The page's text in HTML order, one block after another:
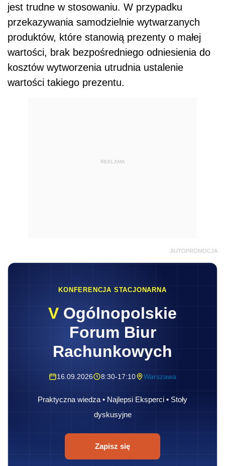
jest trudne w stosowaniu. W przypadku
przekazywania samodzielnie wytwarzanych
produktów, które stanowią prezenty o małej
wartości, brak bezpośredniego odniesienia do
kosztów wytworzenia utrudnia ustalenie
wartości takiego prezentu.
REKLAMA
AUTOPROMOCJA
KONFERENCJA STACJONARNA
V Ogólnopolskie
Forum Biur
Rachunkowych
16.09.2026 8:30-17:10 Warszawa
Praktyczna wiedza • Najlepsi Eksperci • Stoły
dyskusyjne
Zapisz się